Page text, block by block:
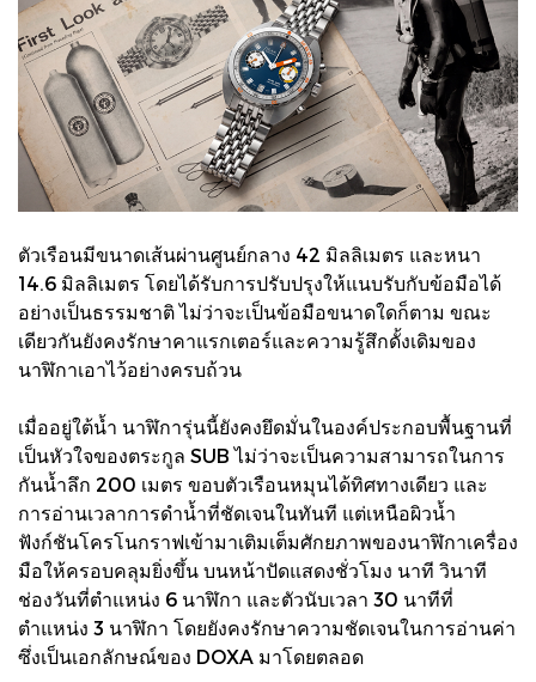
ตัวเรือนมีขนาดเส้นผ่านศูนย์กลาง 42 มิลลิเมตร และหนา
14.6 มิลลิเมตร โดยได้รับการปรับปรุงให้แนบรับกับข้อมือได้
อย่างเป็นธรรมชาติ ไม่ว่าจะเป็นข้อมือขนาดใดก็ตาม ขณะ
เดียวกันยังคงรักษาคาแรกเตอร์และความรู้สึกดั้งเดิมของ
นาฬิกาเอาไว้อย่างครบถ้วน
เมื่ออยู่ใต้น้ำ นาฬิการุ่นนี้ยังคงยึดมั่นในองค์ประกอบพื้นฐานที่
เป็นหัวใจของตระกูล SUB ไม่ว่าจะเป็นความสามารถในการ
กันน้ำลึก 200 เมตร ขอบตัวเรือนหมุนได้ทิศทางเดียว และ
การอ่านเวลาการดำน้ำที่ชัดเจนในทันที แต่เหนือผิวน้ำ
ฟังก์ชันโครโนกราฟเข้ามาเติมเต็มศักยภาพของนาฬิกาเครื่อง
มือให้ครอบคลุมยิ่งขึ้น บนหน้าปัดแสดงชั่วโมง นาที วินาที
ช่องวันที่ตำแหน่ง 6 นาฬิกา และตัวนับเวลา 30 นาทีที่
ตำแหน่ง 3 นาฬิกา โดยยังคงรักษาความชัดเจนในการอ่านค่า
ซึ่งเป็นเอกลักษณ์ของ DOXA มาโดยตลอด